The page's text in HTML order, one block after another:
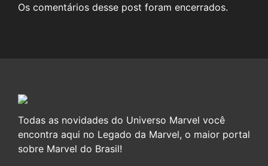
Os comentários desse post foram encerrados.
Todas as novidades do Universo Marvel você
encontra aqui no Legado da Marvel, o maior portal
sobre Marvel do Brasil!